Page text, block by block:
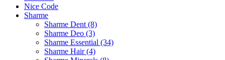
Nice Code
Sharme
Sharme Dent (8)
Sharme Deo (3)
Sharme Essential (34)
Sharme Hair (4)